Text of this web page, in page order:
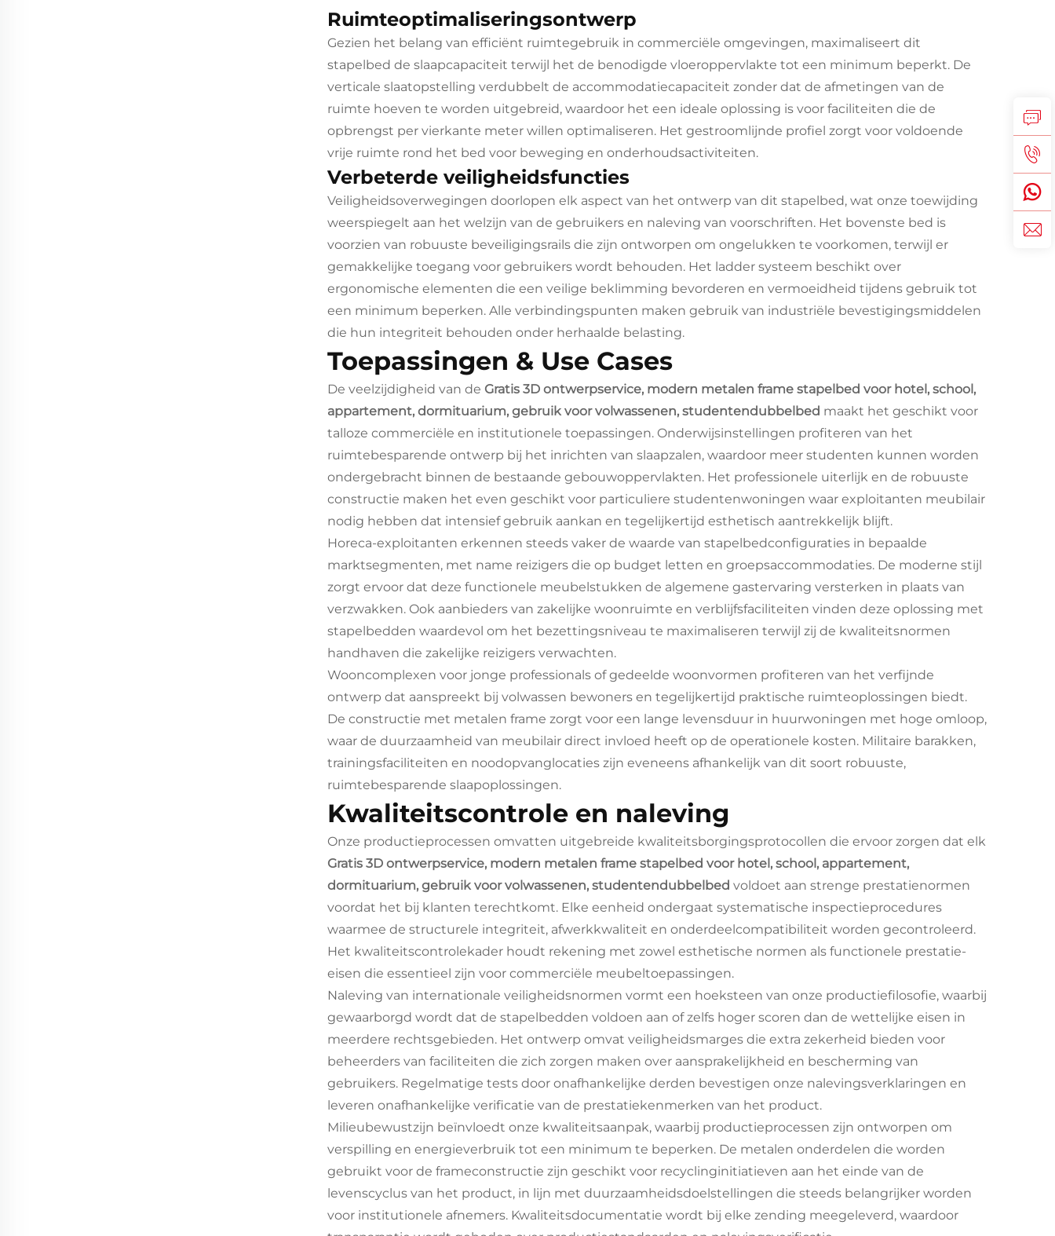
Ruimteoptimaliseringsontwerp
Gezien het belang van efficiënt ruimtegebruik in commerciële omgevingen, maximaliseert dit
stapelbed de slaapcapaciteit terwijl het de benodigde vloeroppervlakte tot een minimum beperkt. De
verticale slaatopstelling verdubbelt de accommodatiecapaciteit zonder dat de afmetingen van de
ruimte hoeven te worden uitgebreid, waardoor het een ideale oplossing is voor faciliteiten die de
opbrengst per vierkante meter willen optimaliseren. Het gestroomlijnde profiel zorgt voor voldoende
vrije ruimte rond het bed voor beweging en onderhoudsactiviteiten.
Verbeterde veiligheidsfuncties
Veiligheidsoverwegingen doorlopen elk aspect van het ontwerp van dit stapelbed, wat onze toewijding
weerspiegelt aan het welzijn van de gebruikers en naleving van voorschriften. Het bovenste bed is
voorzien van robuuste beveiligingsrails die zijn ontworpen om ongelukken te voorkomen, terwijl er
gemakkelijke toegang voor gebruikers wordt behouden. Het ladder systeem beschikt over
ergonomische elementen die een veilige beklimming bevorderen en vermoeidheid tijdens gebruik tot
een minimum beperken. Alle verbindingspunten maken gebruik van industriële bevestigingsmiddelen
die hun integriteit behouden onder herhaalde belasting.
Toepassingen & Use Cases
De veelzijdigheid van de Gratis 3D ontwerpservice, modern metalen frame stapelbed voor hotel, school,
appartement, dormituarium, gebruik voor volwassenen, studentendubbelbed maakt het geschikt voor
talloze commerciële en institutionele toepassingen. Onderwijsinstellingen profiteren van het
ruimtebesparende ontwerp bij het inrichten van slaapzalen, waardoor meer studenten kunnen worden
ondergebracht binnen de bestaande gebouwoppervlakten. Het professionele uiterlijk en de robuuste
constructie maken het even geschikt voor particuliere studentenwoningen waar exploitanten meubilair
nodig hebben dat intensief gebruik aankan en tegelijkertijd esthetisch aantrekkelijk blijft.
Horeca-exploitanten erkennen steeds vaker de waarde van stapelbedconfiguraties in bepaalde
marktsegmenten, met name reizigers die op budget letten en groepsaccommodaties. De moderne stijl
zorgt ervoor dat deze functionele meubelstukken de algemene gastervaring versterken in plaats van
verzwakken. Ook aanbieders van zakelijke woonruimte en verblijfsfaciliteiten vinden deze oplossing met
stapelbedden waardevol om het bezettingsniveau te maximaliseren terwijl zij de kwaliteitsnormen
handhaven die zakelijke reizigers verwachten.
Wooncomplexen voor jonge professionals of gedeelde woonvormen profiteren van het verfijnde
ontwerp dat aanspreekt bij volwassen bewoners en tegelijkertijd praktische ruimteoplossingen biedt.
De constructie met metalen frame zorgt voor een lange levensduur in huurwoningen met hoge omloop,
waar de duurzaamheid van meubilair direct invloed heeft op de operationele kosten. Militaire barakken,
trainingsfaciliteiten en noodopvanglocaties zijn eveneens afhankelijk van dit soort robuuste,
ruimtebesparende slaapoplossingen.
Kwaliteitscontrole en naleving
Onze productieprocessen omvatten uitgebreide kwaliteitsborgingsprotocollen die ervoor zorgen dat elk
Gratis 3D ontwerpservice, modern metalen frame stapelbed voor hotel, school, appartement,
dormituarium, gebruik voor volwassenen, studentendubbelbed voldoet aan strenge prestatienormen
voordat het bij klanten terechtkomt. Elke eenheid ondergaat systematische inspectieprocedures
waarmee de structurele integriteit, afwerkkwaliteit en onderdeelcompatibiliteit worden gecontroleerd.
Het kwaliteitscontrolekader houdt rekening met zowel esthetische normen als functionele prestatie-
eisen die essentieel zijn voor commerciële meubeltoepassingen.
Naleving van internationale veiligheidsnormen vormt een hoeksteen van onze productiefilosofie, waarbij
gewaarborgd wordt dat de stapelbedden voldoen aan of zelfs hoger scoren dan de wettelijke eisen in
meerdere rechtsgebieden. Het ontwerp omvat veiligheidsmarges die extra zekerheid bieden voor
beheerders van faciliteiten die zich zorgen maken over aansprakelijkheid en bescherming van
gebruikers. Regelmatige tests door onafhankelijke derden bevestigen onze nalevingsverklaringen en
leveren onafhankelijke verificatie van de prestatiekenmerken van het product.
Milieubewustzijn beïnvloedt onze kwaliteitsaanpak, waarbij productieprocessen zijn ontworpen om
verspilling en energieverbruik tot een minimum te beperken. De metalen onderdelen die worden
gebruikt voor de frameconstructie zijn geschikt voor recyclinginitiatieven aan het einde van de
levenscyclus van het product, in lijn met duurzaamheidsdoelstellingen die steeds belangrijker worden
voor institutionele afnemers. Kwaliteitsdocumentatie wordt bij elke zending meegeleverd, waardoor